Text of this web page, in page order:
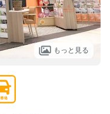
もっと見る